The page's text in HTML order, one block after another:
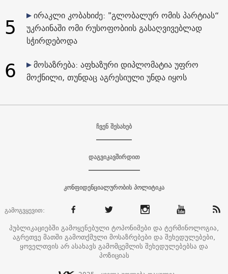
5
ირაკლი კობახიძე: "გლობალურ ომის პარტიას“
უკრაინაში ომი რუსოფობიის გასაღვივებლად
სჭირდებოდა
6
მოსაზრება: აფხაზური დიპლომატია უფრო
მოქნილი, თუნდაც აგრესიული უნდა იყოს
ჩვენ შესახებ
დაგვიკავშირდით
კონფიდენციალურობის პოლიტიკა
გამოგვყევით:
პუბლიკაციებში გამოყენებული ტოპონიმები და ტერმინოლოგია,
აგრეთვე მათში გამოთქმული მოსაზრებები და შეხედულებები,
ყოველთვის არ ასახავს გამომცემლის შეხედულებებსა და
პოზიციას